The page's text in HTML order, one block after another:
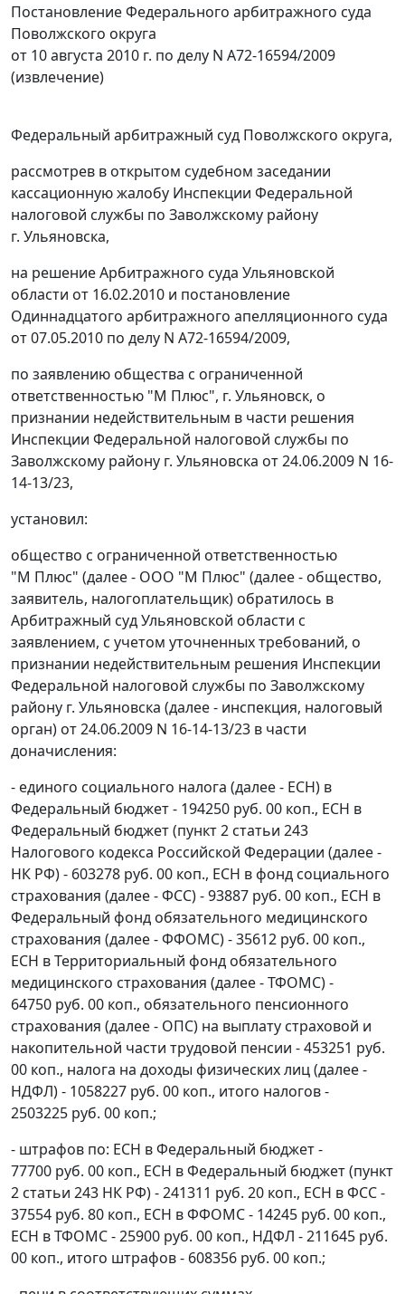
Постановление Федерального арбитражного суда
Поволжского округа
от 10 августа 2010 г. по делу N А72-16594/2009
(извлечение)
Федеральный арбитражный суд Поволжского округа,
рассмотрев в открытом судебном заседании
кассационную жалобу Инспекции Федеральной
налоговой службы по Заволжскому району
г. Ульяновска,
на решение Арбитражного суда Ульяновской
области от 16.02.2010 и постановление
Одиннадцатого арбитражного апелляционного суда
от 07.05.2010 по делу N А72-16594/2009,
по заявлению общества с ограниченной
ответственностью "М Плюс", г. Ульяновск, о
признании недействительным в части решения
Инспекции Федеральной налоговой службы по
Заволжскому району г. Ульяновска от 24.06.2009 N 16-
14-13/23,
установил:
общество с ограниченной ответственностью
"М Плюс" (далее - ООО "М Плюс" (далее - общество,
заявитель, налогоплательщик) обратилось в
Арбитражный суд Ульяновской области с
заявлением, с учетом уточненных требований, о
признании недействительным решения Инспекции
Федеральной налоговой службы по Заволжскому
району г. Ульяновска (далее - инспекция, налоговый
орган) от 24.06.2009 N 16-14-13/23 в части
доначисления:
- единого социального налога (далее - ЕСН) в
Федеральный бюджет - 194250 руб. 00 коп., ЕСН в
Федеральный бюджет (пункт 2 статьи 243
Налогового кодекса Российской Федерации (далее -
НК РФ) - 603278 руб. 00 коп., ЕСН в фонд социального
страхования (далее - ФСС) - 93887 руб. 00 коп., ЕСН в
Федеральный фонд обязательного медицинского
страхования (далее - ФФОМС) - 35612 руб. 00 коп.,
ЕСН в Территориальный фонд обязательного
медицинского страхования (далее - ТФОМС) -
64750 руб. 00 коп., обязательного пенсионного
страхования (далее - ОПС) на выплату страховой и
накопительной части трудовой пенсии - 453251 руб.
00 коп., налога на доходы физических лиц (далее -
НДФЛ) - 1058227 руб. 00 коп., итого налогов -
2503225 руб. 00 коп.;
- штрафов по: ЕСН в Федеральный бюджет -
77700 руб. 00 коп., ЕСН в Федеральный бюджет (пункт
2 статьи 243 НК РФ) - 241311 руб. 20 коп., ЕСН в ФСС -
37554 руб. 80 коп., ЕСН в ФФОМС - 14245 руб. 00 коп.,
ЕСН в ТФОМС - 25900 руб. 00 коп., НДФЛ - 211645 руб.
00 коп., итого штрафов - 608356 руб. 00 коп.;